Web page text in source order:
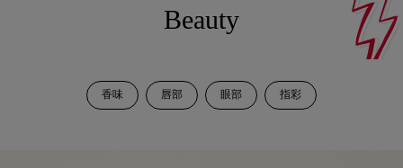
Beauty
香味 唇部 眼部 指彩